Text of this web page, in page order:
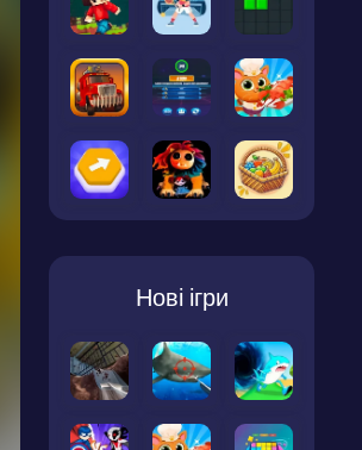
Нові ігри